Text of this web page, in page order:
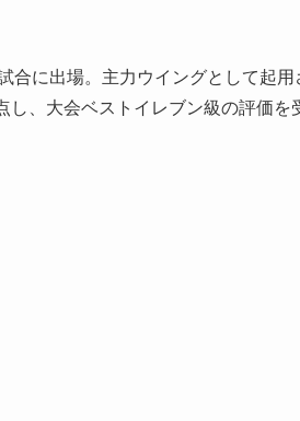
合に出場。主力ウイングとして起用
し、大会ベストイレブン級の評価を